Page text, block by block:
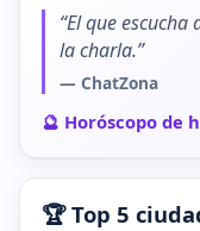
“El que
la charla.”
— ChatZona
🔮 Horóscopo de
🏆 Top 5